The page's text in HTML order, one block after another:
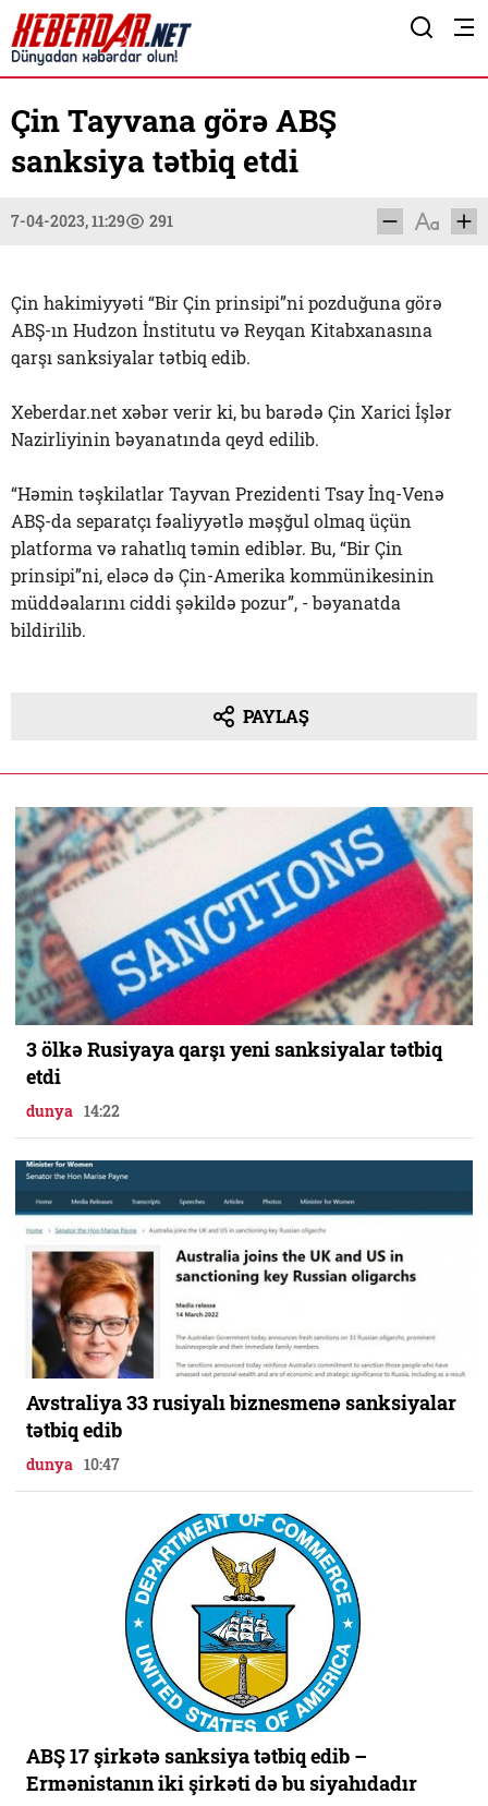
Çin Tayvana görə ABŞ
sanksiya tətbiq etdi
7-04-2023, 11:29 291
Çin hakimiyyəti “Bir Çin prinsipi”ni pozduğuna görə
ABŞ-ın Hudzon İnstitutu və Reyqan Kitabxanasına
qarşı sanksiyalar tətbiq edib.
Xeberdar.net xəbər verir ki, bu barədə Çin Xarici İşlər
Nazirliyinin bəyanatında qeyd edilib.
“Həmin təşkilatlar Tayvan Prezidenti Tsay İnq-Venə
ABŞ-da separatçı fəaliyyətlə məşğul olmaq üçün
platforma və rahatlıq təmin ediblər. Bu, “Bir Çin
prinsipi”ni, eləcə də Çin-Amerika kommünikesinin
müddəalarını ciddi şəkildə pozur”, - bəyanatda
bildirilib.
PAYLAŞ
3 ölkə Rusiyaya qarşı yeni sanksiyalar tətbiq
etdi
dunya 14:22
Avstraliya 33 rusiyalı biznesmenə sanksiyalar
tətbiq edib
dunya 10:47
ABŞ 17 şirkətə sanksiya tətbiq edib –
Ermənistanın iki şirkəti də bu siyahıdadır